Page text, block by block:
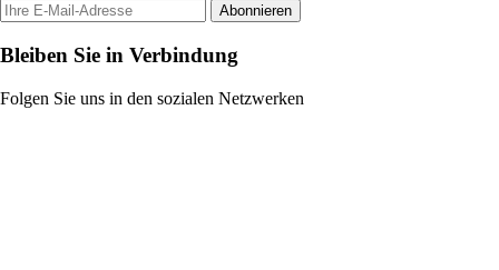
Abonnieren
Bleiben Sie in Verbindung
Folgen Sie uns in den sozialen Netzwerken